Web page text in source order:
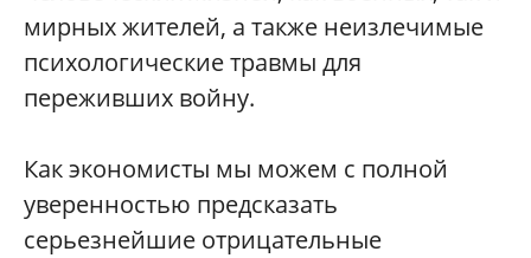
мирных жителей, а также неизлечимые
психологические травмы для
переживших войну.
Как экономисты мы можем с полной
уверенностью предсказать
серьезнейшие отрицательные